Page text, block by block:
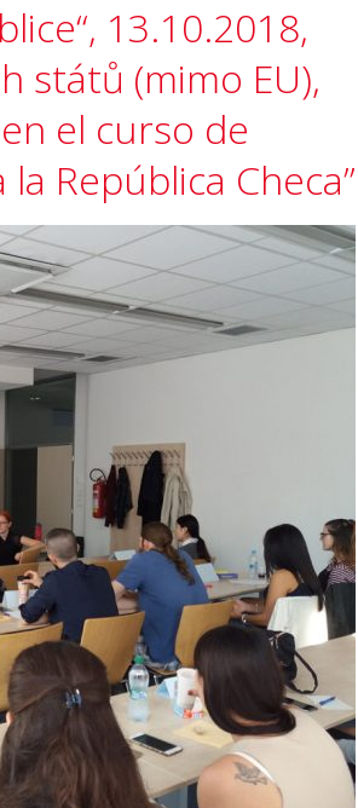
13.10.2018,
států (mimo EU),
el curso de
República Checa”